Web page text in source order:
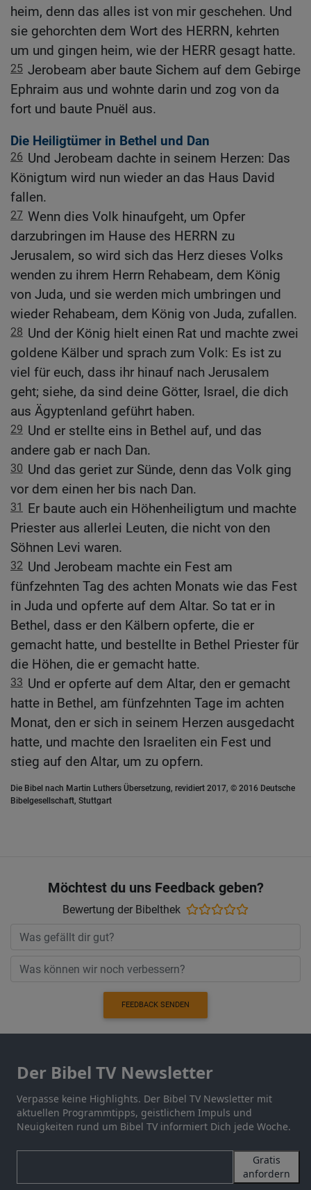
heim, denn das alles ist von mir geschehen. Und
sie gehorchten dem Wort des HERRN, kehrten
um und gingen heim, wie der HERR gesagt hatte.
25 Jerobeam aber baute Sichem auf dem Gebirge
Ephraim aus und wohnte darin und zog von da
fort und baute Pnuël aus.
Die Heiligtümer in Bethel und Dan
26 Und Jerobeam dachte in seinem Herzen: Das
Königtum wird nun wieder an das Haus David
fallen.
27 Wenn dies Volk hinaufgeht, um Opfer
darzubringen im Hause des HERRN zu
Jerusalem, so wird sich das Herz dieses Volks
wenden zu ihrem Herrn Rehabeam, dem König
von Juda, und sie werden mich umbringen und
wieder Rehabeam, dem König von Juda, zufallen.
28 Und der König hielt einen Rat und machte zwei
goldene Kälber und sprach zum Volk: Es ist zu
viel für euch, dass ihr hinauf nach Jerusalem
geht; siehe, da sind deine Götter, Israel, die dich
aus Ägyptenland geführt haben.
29 Und er stellte eins in Bethel auf, und das
andere gab er nach Dan.
30 Und das geriet zur Sünde, denn das Volk ging
vor dem einen her bis nach Dan.
31 Er baute auch ein Höhenheiligtum und machte
Priester aus allerlei Leuten, die nicht von den
Söhnen Levi waren.
32 Und Jerobeam machte ein Fest am
fünfzehnten Tag des achten Monats wie das Fest
in Juda und opferte auf dem Altar. So tat er in
Bethel, dass er den Kälbern opferte, die er
gemacht hatte, und bestellte in Bethel Priester für
die Höhen, die er gemacht hatte.
33 Und er opferte auf dem Altar, den er gemacht
hatte in Bethel, am fünfzehnten Tage im achten
Monat, den er sich in seinem Herzen ausgedacht
hatte, und machte den Israeliten ein Fest und
stieg auf den Altar, um zu opfern.
Die Bibel nach Martin Luthers Übersetzung, revidiert 2017, © 2016 Deutsche
Bibelgesellschaft, Stuttgart
Möchtest du uns Feedback geben?
Bewertung der Bibelthek
FEEDBACK SENDEN
Der Bibel TV Newsletter
Verpasse keine Highlights. Der Bibel TV Newsletter mit
aktuellen Programmtipps, geistlichem Impuls und
Neuigkeiten rund um Bibel TV informiert Dich jede Woche.
Gratis
anfordern